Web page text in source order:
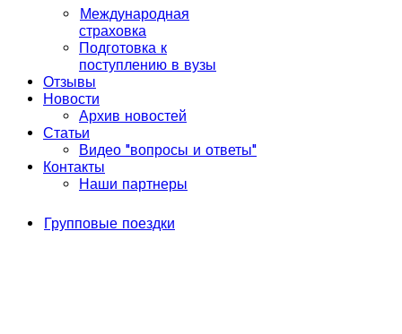
Международная
страховка
Подготовка к
поступлению в вузы
Отзывы
Новости
Архив новостей
Статьи
Видео "вопросы и ответы"
Контакты
Наши партнеры
Групповые поездки